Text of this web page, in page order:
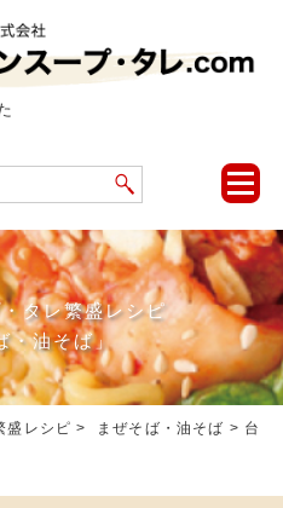
toggle
タレ繁盛レシピ
・油そば」
盛レシピ > まぜそば・油そば > 台